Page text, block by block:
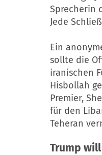
Sprecherin
Jede
Ein
sollte die
iranischen
Hisbollah
Premier,
für den
Teheran
Trump